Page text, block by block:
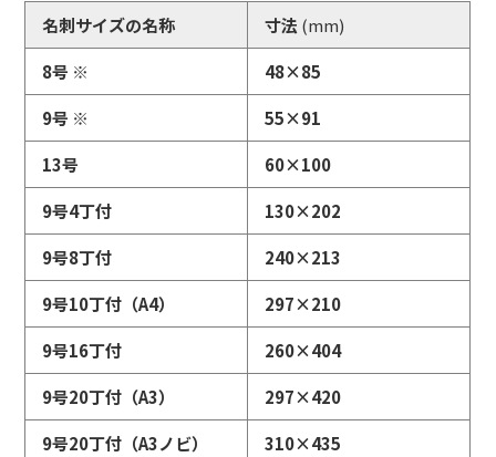
名刺サイズの名称 寸法 (mm)
8号 ※
48×85
9号 ※
55×91
13号
60×100
9号4丁付
130×202
9号8丁付
240×213
9号10丁付（A4）
297×210
9号16丁付
260×404
9号20丁付（A3）
297×420
9号20丁付（A3ノビ）
310×435